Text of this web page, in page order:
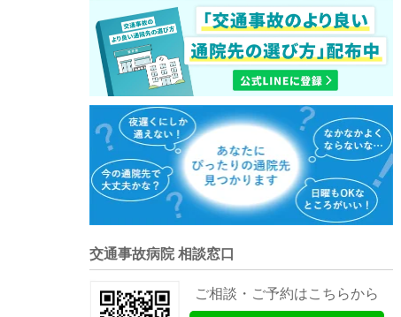
交通事故病院 相談窓口
ご相談・ご予約はこちらから